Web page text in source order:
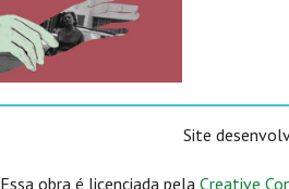
Site
Essa obra é licenciada pela Creative